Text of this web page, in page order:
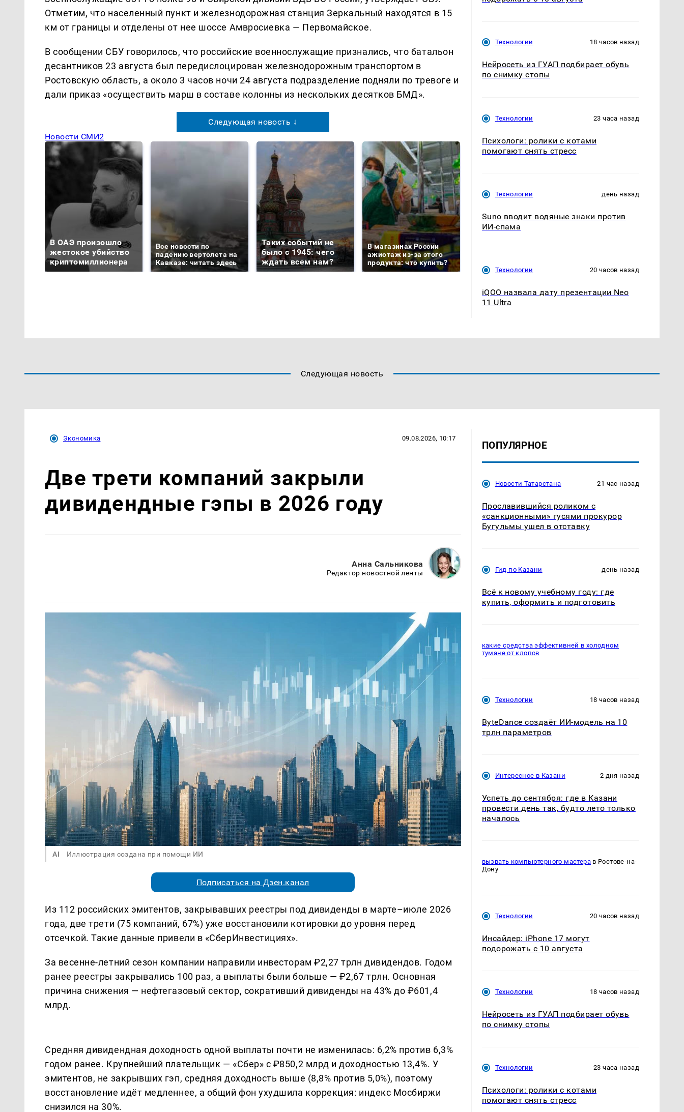
Отметим, что населенный пункт и железнодорожная станция Зеркальный находятся в 15
км от границы и отделены от нее шоссе Амвросиевка — Первомайское.
В сообщении СБУ говорилось, что российские военнослужащие признались, что батальон
десантников 23 августа был передислоцирован железнодорожным транспортом в
Ростовскую область, а около 3 часов ночи 24 августа подразделение подняли по тревоге и
дали приказ «осуществить марш в составе колонны из нескольких десятков БМД».
Следующая новость ↓
Новости СМИ2
В ОАЭ произошло
жестокое убийство
криптомиллионера
Все новости по
падению вертолета на
Кавказе: читать здесь
Таких событий не
было с 1945: чего
ждать всем нам?
В магазинах России
ажиотаж из-за этого
продукта: что купить?
Технологии 18 часов назад
Нейросеть из ГУАП подбирает обувь
по снимку стопы
Технологии 23 часа назад
Психологи: ролики с котами
помогают снять стресс
Технологии день назад
Suno вводит водяные знаки против
ИИ-спама
Технологии 20 часов назад
iQOO назвала дату презентации Neo
11 Ultra
Следующая новость
Экономика 09.08.2026, 10:17
Две трети компаний закрыли
дивидендные гэпы в 2026 году
Анна Сальникова
Редактор новостной ленты
AI Иллюстрация создана при помощи ИИ
Подписаться на Дзен.канал
Из 112 российских эмитентов, закрывавших реестры под дивиденды в марте–июле 2026
года, две трети (75 компаний, 67%) уже восстановили котировки до уровня перед
отсечкой. Такие данные привели в «СберИнвестициях».
За весенне-летний сезон компании направили инвесторам ₽2,27 трлн дивидендов. Годом
ранее реестры закрывались 100 раз, а выплаты были больше — ₽2,67 трлн. Основная
причина снижения — нефтегазовый сектор, сокративший дивиденды на 43% до ₽601,4
млрд.
Средняя дивидендная доходность одной выплаты почти не изменилась: 6,2% против 6,3%
годом ранее. Крупнейший плательщик — «Сбер» с ₽850,2 млрд и доходностью 13,4%. У
эмитентов, не закрывших гэп, средняя доходность выше (8,8% против 5,0%), поэтому
восстановление идёт медленнее, а общий фон ухудшила коррекция: индекс Мосбиржи
снизился на 30%.
ПОПУЛЯРНОЕ
Новости Татарстана 21 час назад
Прославившийся роликом с
«санкционными» гусями прокурор
Бугульмы ушел в отставку
Гид по Казани день назад
Всё к новому учебному году: где
купить, оформить и подготовить
какие средства эффективней в холодном
тумане от клопов
Технологии 18 часов назад
ByteDance создаёт ИИ-модель на 10
трлн параметров
Интересное в Казани 2 дня назад
Успеть до сентября: где в Казани
провести день так, будто лето только
началось
вызвать компьютерного мастерав Ростове-на-
Дону
Технологии 20 часов назад
Инсайдер: iPhone 17 могут
подорожать с 10 августа
Технологии 18 часов назад
Нейросеть из ГУАП подбирает обувь
по снимку стопы
Технологии 23 часа назад
Психологи: ролики с котами
помогают снять стресс